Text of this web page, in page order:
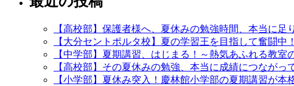
【高校部】保護者様へ、夏休みの勉強時間、本当に足
【大分セントポルタ校】夏の学習王を目指して奮闘中
【中学部】夏期講習、はじまる！～熱気あふれる教室
【高校部】その夏休みの勉強、本当に成績につなが
【小学部】夏休み突入！慶林館小学部の夏期講習が本